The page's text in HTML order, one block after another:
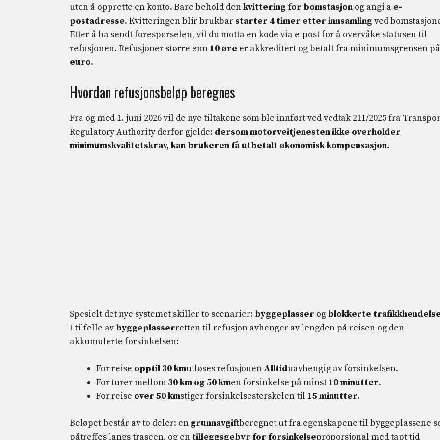
uten å opprette en konto. Bare behold denkvittering for bomstasjon og angi a e-
postadresse. Kvitteringen blir brukbar starter 4 timer etter innsamling ved
Etter å ha sendt forespørselen, vil du motta en kode via e-post for å overvåke statusen til
refusjonen. Refusjoner større enn 10 øre er akkreditert og betalt fra minimumsgrensen på
euro.
Hvordan refusjonsbeløp beregnes
Fra og med 1. juni 2026 vil de nye tiltakene som ble innført ved vedtak 211/2025 fra
Regulatory Authority derfor gjelde: dersom motorveitjenesten ikke overholder
minimumskvalitetskrav, kan brukeren få utbetalt økonomisk kompensasjon.
Spesielt det nye systemet skiller to scenarier: byggeplasser og blokkerte
I tilfelle av byggeplasserretten til refusjon avhenger av lengden på reisen og den
akkumulerte forsinkelsen:
For reise opptil 30 kmutløses refusjonen Alltiduavhengig av forsinkelsen.
For turer mellom 30 km og 50 kmen forsinkelse på minst 10 minutter.
For reise over 50 kmstiger forsinkelsesterskelen til 15 minutter.
Beløpet består av to deler: en grunnavgiftberegnet ut fra egenskapene til byggeplassene
påtreffes langs traseen, og en tilleggsgebyr for forsinkelseproporsjonal med tapt tid